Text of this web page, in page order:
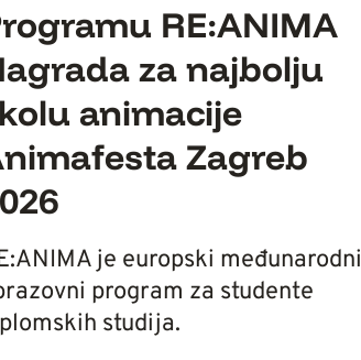
RE:ANIMA
za najbolju
animacije
Zagreb
je europski međunarodni
program za studente
studija.